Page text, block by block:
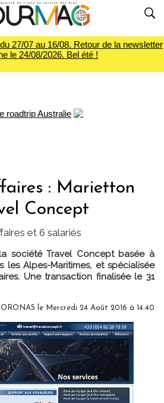
27/07 au 16/08. Retour de la newsletter
le 24/08/2026. Bel été !
: Marietton
Concept
et 6 salariés
société Travel Concept basée à
les Alpes-Maritimes, et spécialisée
Une transaction finalisée le 31
le Mercredi 24 Août 2016 à 14:40